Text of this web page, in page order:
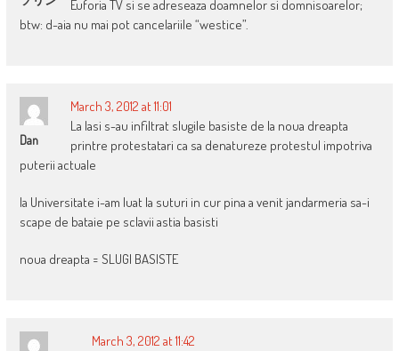
Euforia TV si se adreseaza doamnelor si domnisoarelor;
btw: d-aia nu mai pot cancelariile “westice”.
Dan
March 3, 2012 at 11:01
La Iasi s-au infiltrat slugile basiste de la noua dreapta
printre protestatari ca sa denatureze protestul impotriva
puterii actuale
la Universitate i-am luat la suturi in cur pina a venit jandarmeria sa-i
scape de bataie pe sclavii astia basisti
noua dreapta = SLUGI BASISTE
March 3, 2012 at 11:42